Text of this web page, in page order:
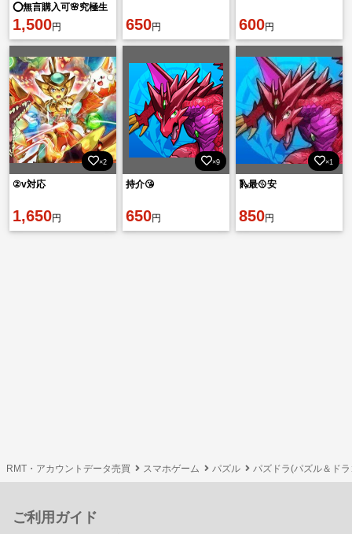
⭕️無言購入可🌸究極生
命体༌エニグマ✚白いガ
ンダム✚魔法石2600
1,500円 650円 600円
×2
②v対応
1,650円
×9
持介😘
650円
×1
🛝最🥎安
850円
RMT・アカウントデータ売買 スマホゲーム パズル パズドラ(パズル＆ド
ご利用ガイド